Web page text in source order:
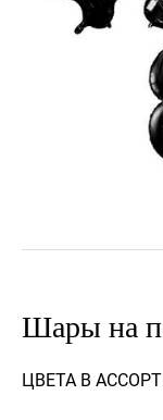
Шары на
ЦВЕТА В